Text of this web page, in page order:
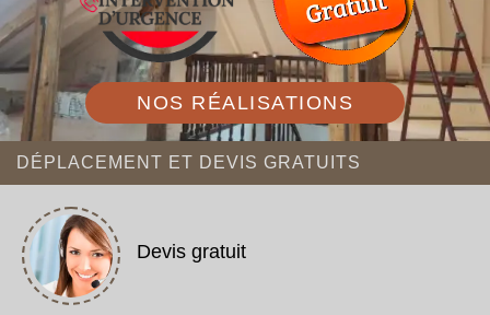
NOS RÉALISATIONS
DÉPLACEMENT ET DEVIS GRATUITS
Devis gratuit